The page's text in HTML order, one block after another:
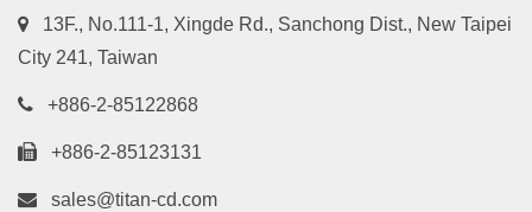
13F., No.111-1, Xingde Rd., Sanchong Dist., New Taipei
City 241, Taiwan
+886-2-85122868
+886-2-85123131
sales@titan-cd.com